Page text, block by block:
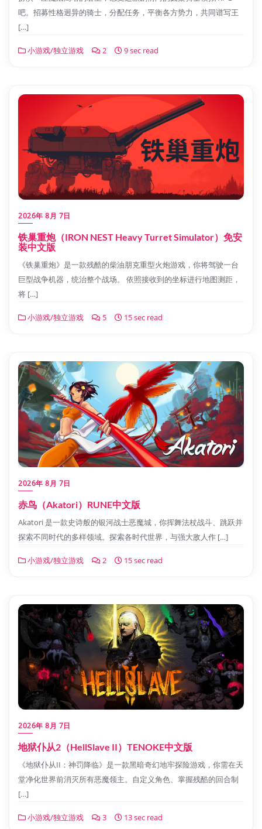
吧。招募性格迥异的骑士，分配任务，平衡各方势力，共同谱写王
[…]
小游戏/独立游戏 2 9 sec read
2026年 8月 7日
铁巢重炮（IRON NEST Heavy Turret Simulator）免安
装中文版
《铁巢重炮》是一款残酷的柴油朋克重型火炮游戏，你将驾驶一台
巨型战争机器，统治整个战场。 依照接收到的坐标进行地图测距，
将 […]
小游戏/独立游戏 5 15 sec read
2026年 8月 7日
赤鸟（Akatori）RUNE中文版
Akatori 是一款史诗般的银河战士恶魔城，你挥舞法杖战斗、跳跃并
探索不同时代的多样领域。探索各时代世界，与强大敌人作 […]
小游戏/独立游戏 2 15 sec read
2026年 8月 7日
地狱仆从2（HellSlave II）TENOKE中文版
《地狱仆从II：神罚降临》是一款黑暗奇幻地牢探险游戏，你需在天
堂净化世界前消灭所有恶魔领主。自定义角色、掌握残酷的回合制
[…]
小游戏/独立游戏 3 13 sec read